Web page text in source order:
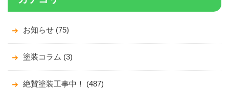
お知らせ (75)
塗装コラム (3)
絶賛塗装工事中！ (487)